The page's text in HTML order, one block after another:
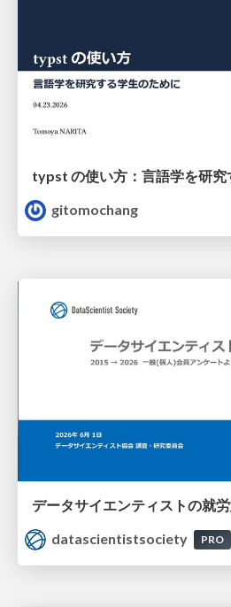
typst の使い方：言語学を研究
gitomochang
datascientistsociety
PRO